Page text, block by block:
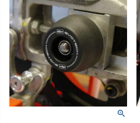
PRN008164-09
PRN008164-10
PRN008164-11